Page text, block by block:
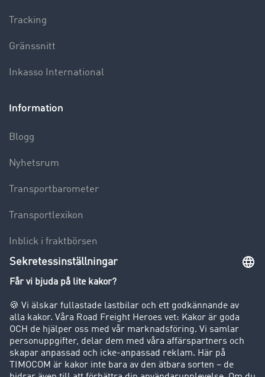
Tracking
Gränssnitt
Inkasso International
Information
Blogg
Nyhetsrum
Transportbarometer
Transportlexikon
Inblick i fraktbörsen
Körförbud för lastbilar
Företag
Kunder värvar kunder
Success Stories